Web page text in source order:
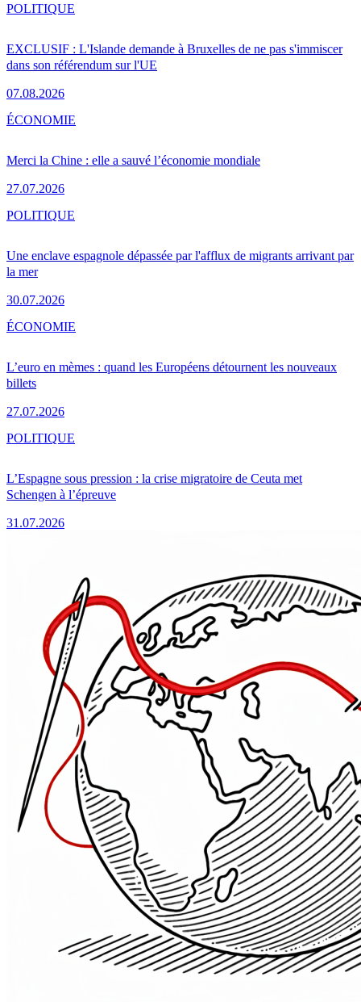
EXCLUSIF : L'Islande demande à Bruxelles de ne pas s'immiscer
dans son référendum sur l'UE
07.08.2026
POLITIQUE
Merci la Chine : elle a sauvé l’économie mondiale
27.07.2026
ÉCONOMIE
Une enclave espagnole dépassée par l'afflux de migrants arrivant par
la mer
30.07.2026
POLITIQUE
L’euro en mèmes : quand les Européens détournent les nouveaux
billets
27.07.2026
ÉCONOMIE
L’Espagne sous pression : la crise migratoire de Ceuta met
Schengen à l’épreuve
31.07.2026
POLITIQUE